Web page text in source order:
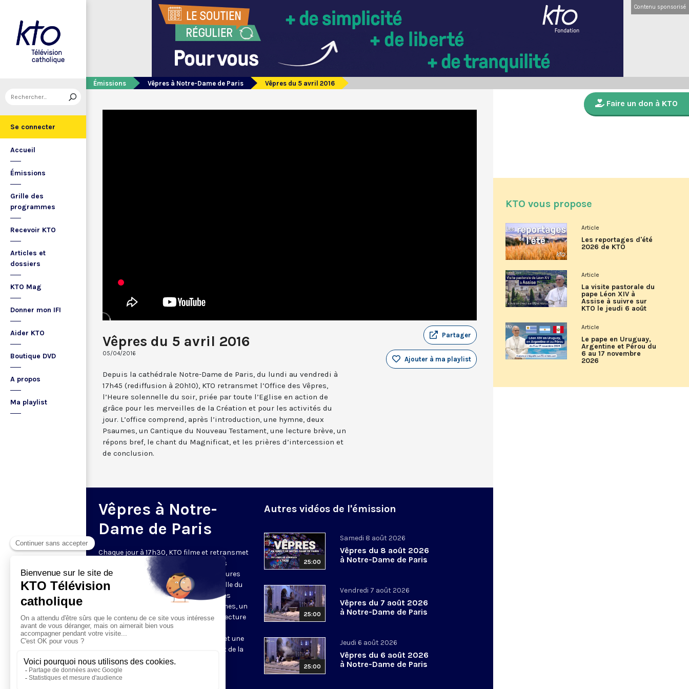
Se connecter
Accueil
Émissions
Grille des
programmes
Recevoir KTO
Articles et
dossiers
KTO Mag
Donner mon IFI
Aider KTO
Boutique DVD
A propos
Ma playlist
Contenu sponsorisé
Émissions Vêpres à Notre-Dame de Paris Vêpres du 5 avril 2016
Vêpres du 5 avril 2016
05/04/2016
Partager
Ajouter à ma playlist
Depuis la cathédrale Notre-Dame de Paris, du lundi au vendredi à
17h45 (rediffusion à 20h10), KTO retransmet l’Office des Vêpres,
l’Heure solennelle du soir, priée par toute l’Eglise en action de
grâce pour les merveilles de la Création et pour les activités du
jour. L’office comprend, après l’introduction, une hymne, deux
Psaumes, un Cantique du Nouveau Testament, une lecture brève, un
répons bref, le chant du Magnificat, et les prières d’intercession et
de conclusion.
Vêpres à Notre-
Dame de Paris
Chaque jour à 17h30, KTO filme et retransmet
les Vêpres depuis Notre-Dame de Paris
rouverte. Les Vêpres font partie des Heures
de l’Office divin, c’est la prière solennelle du
soir. L’office de Vêpres comprend, après
l’introduction, une hymne, deux Psaumes, un
Cantique du Nouveau Testament, une lecture
brève, le chant d’actions de grâces du
Magnificat, les prières d’intercession et une
brève oraison. Les textes des Vêpres et de la
messe sont presque toujours ceux
qu’indiquent le site
Autres vidéos de l'émission
25:00
Samedi 8 août 2026
Vêpres du 8 août 2026
à Notre-Dame de Paris
25:00
Vendredi 7 août 2026
Vêpres du 7 août 2026
à Notre-Dame de Paris
25:00
Jeudi 6 août 2026
Vêpres du 6 août 2026
à Notre-Dame de Paris
Faire un don à KTO
KTO vous propose
Article
Les reportages d'été
2026 de KTO
Article
La visite pastorale du
pape Léon XIV à
Assise à suivre sur
KTO le jeudi 6 août
Article
Le pape en Uruguay,
Argentine et Pérou du
6 au 17 novembre
2026